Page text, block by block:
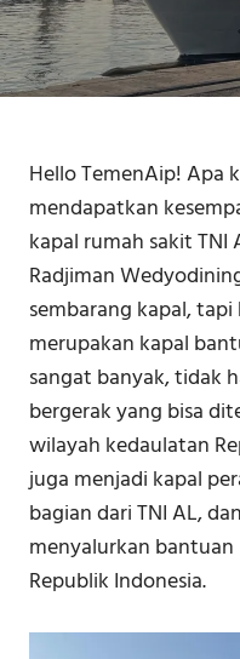
Hello TemenAip! Apa
mendapatkan
kapal rumah sakit TNI
Radjiman
sembarang kapal,
merupakan kapal
sangat banyak, tidak
bergerak yang bisa
wilayah kedaulatan
juga menjadi kapal
bagian dari TNI AL,
menyalurkan
Republik Indonesia.